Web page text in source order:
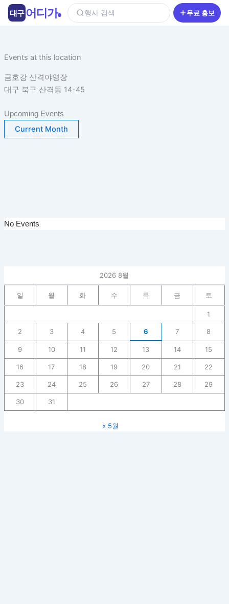
건
뛰
기
Events at this location
금호강 산격야영장
대구 북구 산격동 14-45
Upcoming Events
Current Month
No Events
2026 8월
일 월 화 수 목 금 토
1
2 3 4 5 6 7 8
9 10 11 12 13 14 15
16 17 18 19 20 21 22
23 24 25 26 27 28 29
30 31
« 5월
대구 어디가 행사 검색 무료 홍보